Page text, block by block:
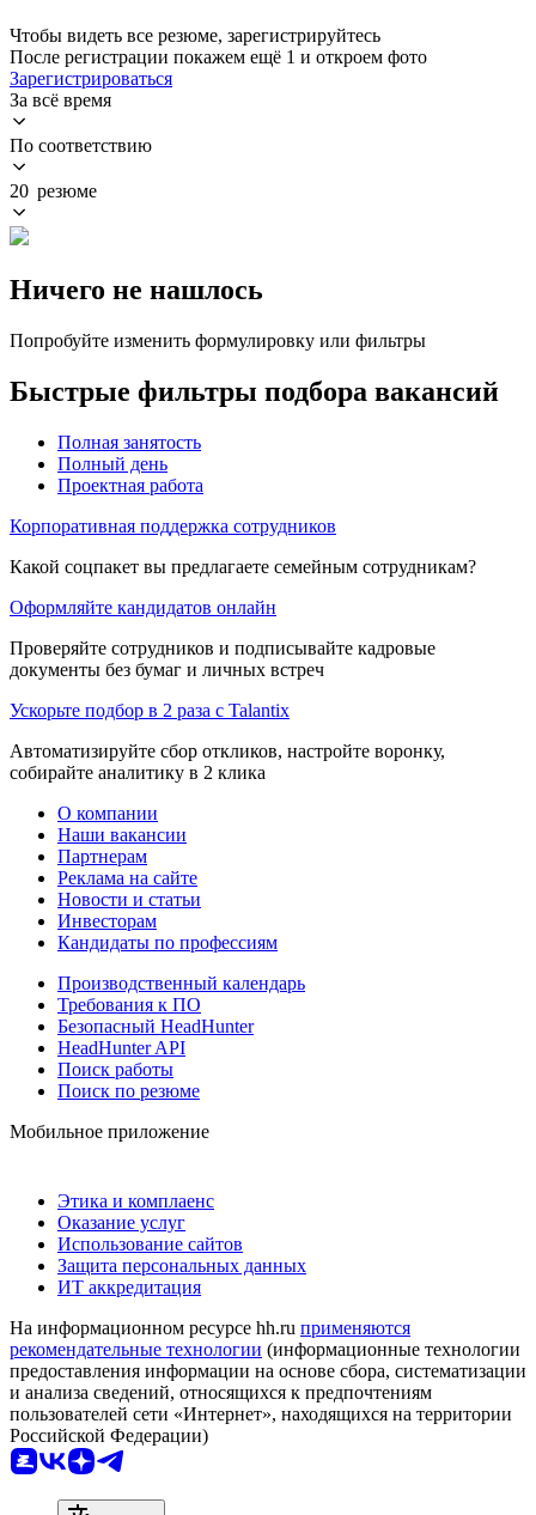
Чтобы видеть все резюме, зарегистрируйтесь
После регистрации покажем ещё 1 и откроем фото
Зарегистрироваться
За всё время
По соответствию
20 резюме
Ничего не нашлось
Попробуйте изменить формулировку или фильтры
Быстрые фильтры подбора вакансий
Полная занятость
Полный день
Проектная работа
Корпоративная поддержка сотрудников
Какой соцпакет вы предлагаете семейным сотрудникам?
Оформляйте кандидатов онлайн
Проверяйте сотрудников и подписывайте кадровые
документы без бумаг и личных встреч
Ускорьте подбор в 2 раза с Talantix
Автоматизируйте сбор откликов, настройте воронку,
собирайте аналитику в 2 клика
О компании
Наши вакансии
Партнерам
Реклама на сайте
Новости и статьи
Инвесторам
Кандидаты по профессиям
Производственный календарь
Требования к ПО
Безопасный HeadHunter
HeadHunter API
Поиск работы
Поиск по резюме
Мобильное приложение
Этика и комплаенс
Оказание услуг
Использование сайтов
Защита персональных данных
ИТ аккредитация
На информационном ресурсе hh.ru применяются
рекомендательные технологии (информационные технологии
предоставления информации на основе сбора, систематизации
и анализа сведений, относящихся к предпочтениям
пользователей сети «Интернет», находящихся на территории
Российской Федерации)